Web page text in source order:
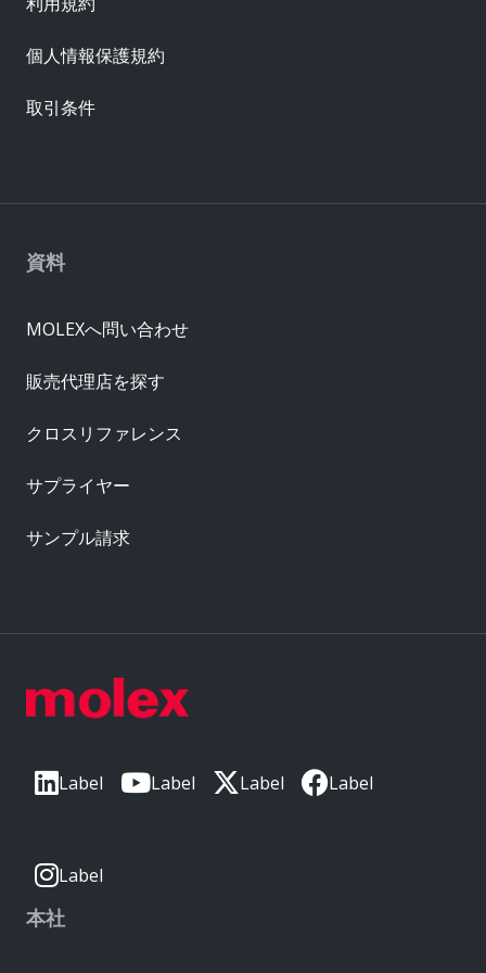
Label Label Label Label
Label
本社
資料
MOLEXへ問い合わせ
販売代理店を探す
クロスリファレンス
サプライヤー
サンプル請求
個人情報保護規約
取引条件